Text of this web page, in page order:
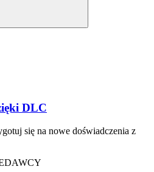
DLC
się na nowe doświadczenia z